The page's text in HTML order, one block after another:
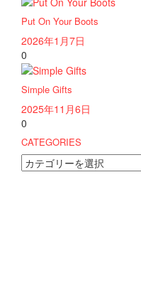
Put On Your Boots
2026年1月7日
0
Simple Gifts
2025年11月6日
0
CATEGORIES
CATEGORIES